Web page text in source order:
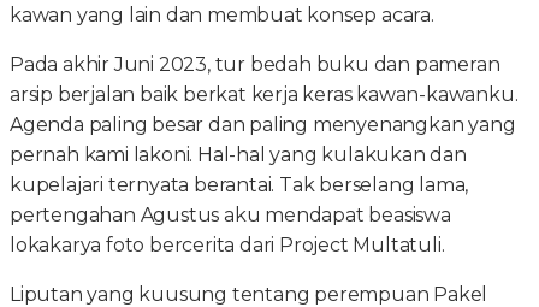
kawan yang lain dan membuat konsep acara.
Pada akhir Juni 2023, tur bedah buku dan pameran
arsip berjalan baik berkat kerja keras kawan-kawanku.
Agenda paling besar dan paling menyenangkan yang
pernah kami lakoni. Hal-hal yang kulakukan dan
kupelajari ternyata berantai. Tak berselang lama,
pertengahan Agustus aku mendapat beasiswa
lokakarya foto bercerita dari Project Multatuli.
Liputan yang kuusung tentang perempuan Pakel